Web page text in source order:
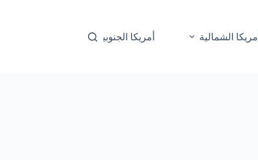
أمريكا الشمالية أمريكا الجنوبية